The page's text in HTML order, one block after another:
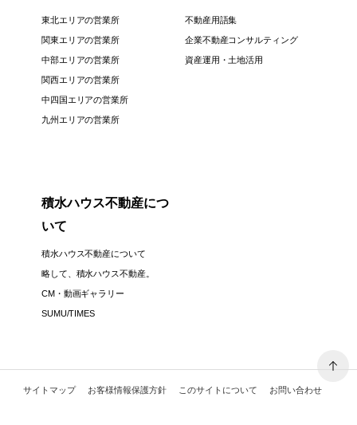
東北エリアの営業所
関東エリアの営業所
中部エリアの営業所
関西エリアの営業所
中四国エリアの営業所
九州エリアの営業所
不動産用語集
企業不動産コンサルティング
資産運用・土地活用
積水ハウス不動産につ
いて
積水ハウス不動産について
略して、積水ハウス不動産。
CM・動画ギャラリー
SUMU/TIMES
サイトマップ お客様情報保護方針 このサイトについて お問い合わせ